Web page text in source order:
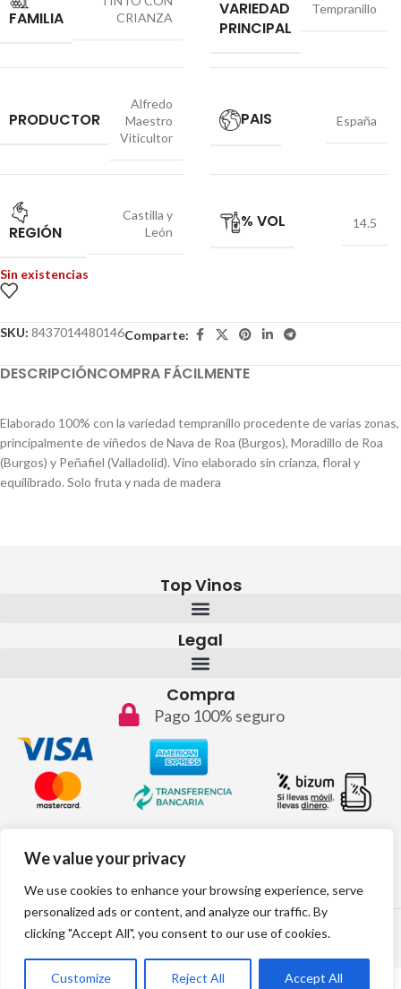
We value your privacy
We use cookies to enhance your browsing experience, serve
personalized ads or content, and analyze our traffic. By
clicking "Accept All", you consent to our use of cookies.
Customize Reject All Accept All
FAMILIA
CRIANZA
VARIEDAD
PRINCIPAL
Tempranillo
PRODUCTOR
Alfredo
Maestro
Viticultor
PAIS España
REGIÓN
Castilla y
León
% VOL 14.5
Sin existencias
SKU: 8437014480146Comparte:
DESCRIPCIÓNCOMPRA FÁCILMENTE
Elaborado 100% con la variedad tempranillo procedente de varias zonas,
principalmente de viñedos de Nava de Roa (Burgos), Moradillo de Roa
(Burgos) y Peñafiel (Valladolid). Vino elaborado sin crianza, floral y
equilibrado. Solo fruta y nada de madera
Top Vinos
Legal
Compra
Pago 100% seguro
info@topvinos.com
2024 © Todos los derechos reservados
Desarrollo web por: